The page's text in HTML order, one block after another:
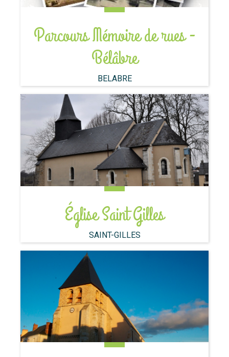
Parcours Mémoire de rues -
Bélâbre
BELABRE
Église Saint Gilles
SAINT-GILLES